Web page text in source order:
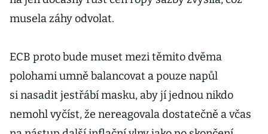
musela záhy odvolat.
ECB proto bude muset mezi těmito dvěma
polohami umně balancovat a pouze napůl
si nasadit jestřábí masku, aby jí jednou nikdo
nemohl vyčíst, že nereagovala dostatečně a včas